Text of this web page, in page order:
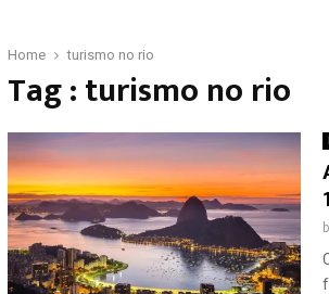
Home turismo no rio
Tag : turismo no rio